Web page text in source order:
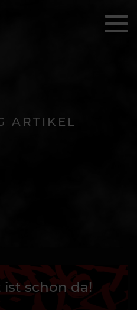
ARTIKEL
schon da!